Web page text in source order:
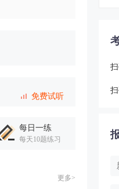
免费试听
免费试听
每日一练
每天10题练习
更多>